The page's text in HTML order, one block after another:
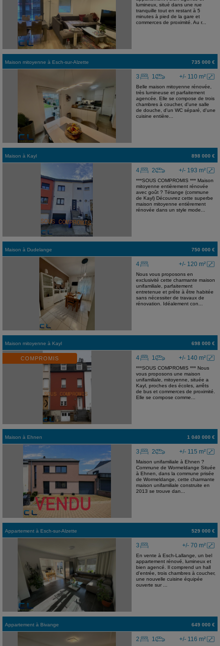
lumineux, situé dans une rue
tranquille tout en restant à 5
minutes à pied de la gare et
commerces de proximité. Au r...
Maison mitoyenne à Esch-sur-Alzette 735 000 €
+/- 110 m²
3 1
Belle maison mitoyenne rénovée,
très lumineuse et parfaitement
agencée. Elle se compose de trois
chambres à coucher, d'une salle
de douche, d'un WC séparé, d'une
cuisine entière...
Maison à Kayl 898 000 €
+/- 193 m²
4 2
***SOUS COMPROMIS *** Maison
mitoyenne entièrement rénovée
avec goût ? Tétange (commune
de Kayl) Découvrez cette superbe
maison mitoyenne entièrement
rénovée dans un style mode...
Maison à Dudelange 750 000 €
+/- 120 m²
4
Nous vous proposons en
exclusivité cette charmante maison
unifamiliale, parfaitement
entretenue et prête à être habitée
sans nécessiter de travaux de
rénovation. Idéalement con...
Maison mitoyenne à Kayl 698 000 €
COMPROMIS +/- 140 m²
4 1
***SOUS COMPROMIS *** Nous
vous proposons une maison
unifamiliale, mitoyenne, située a
Kayl, proches des écoles, arrêts
de bus et commerces de proximité.
Elle se compose comme...
Maison à Ehnen 1 040 000 €
+/- 115 m²
3 2
Maison unifamiliale à Ehnen ?
Commune de Wormeldange Située
à Ehnen, dans la commune prisée
de Wormeldange, cette charmante
maison unifamiliale construite en
2013 se trouve dan...
Appartement à Esch-sur-Alzette 529 000 €
+/- 70 m²
3
En vente à Esch-Lallange, un bel
appartement rénové, lumineux et
bien agencé. Il comprend un hall
d'entrée, trois chambres à coucher,
une nouvelle cuisine équipée
ouverte sur ...
Appartement à Bivange 649 000 €
+/- 116 m²
2 1